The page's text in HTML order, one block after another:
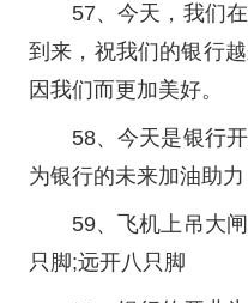
57、今天，我们
到来，祝我们的银行
因我们而更加美好。
58、今天是银行
为银行的未来加油助
59、飞机上吊大
只脚;远开八只脚